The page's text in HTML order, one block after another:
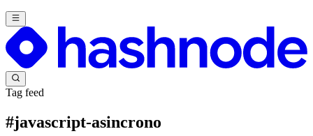
Tag feed
#javascript-asincrono